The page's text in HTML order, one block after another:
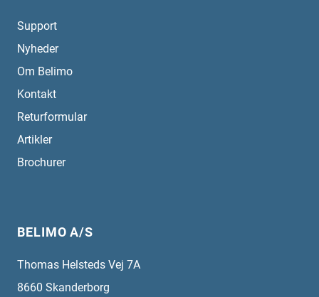
Support
Nyheder
Om Belimo
Kontakt
Returformular
Artikler
Brochurer
BELIMO A/S
Thomas Helsteds Vej 7A
8660 Skanderborg